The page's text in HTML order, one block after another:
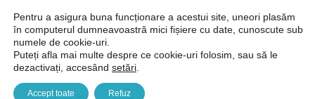
Le Meridien Phuket Beach Resort 5*
Pentru a asigura buna funcționare a acestui site, uneori plasăm
în computerul dumneavoastră mici fișiere cu date, cunoscute sub
numele de cookie-uri.
Puteți afla mai multe despre ce cookie-uri folosim, sau să le
dezactivați, accesând setări
Accept toate Refuz